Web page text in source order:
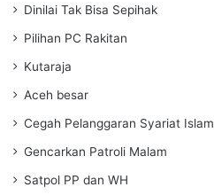
Dinilai Tak Bisa Sepihak
Pilihan PC Rakitan
Kutaraja
Aceh besar
Cegah Pelanggaran Syariat Islam
Gencarkan Patroli Malam
Satpol PP dan WH